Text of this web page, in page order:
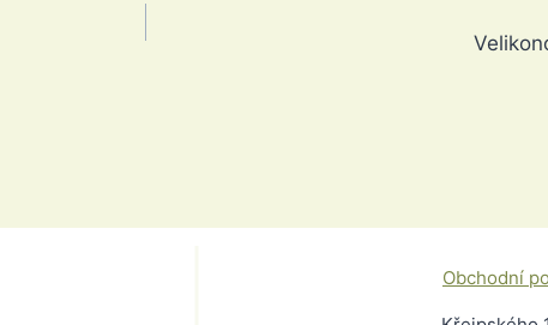
Obchodní